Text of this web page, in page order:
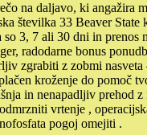
na daljavo, ki
številka 33 Beaver
3, 7 ali 30 dni in
radodarne bonus
zgrabiti z zobmi
kroženje do
in nenapadljiv
vrtenje ,
pogoj omejiti .